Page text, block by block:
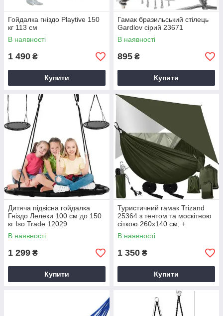
Гойдалка гніздо Playtive 150
кг 113 см
В наявності
1 490 ₴
Купити
Гамак бразильський стілець
Gardlov сірий 23671
В наявності
895 ₴
Купити
Дитяча підвісна гойдалка
Гніздо Лелеки 100 см до 150
кг Iso Trade 12029
В наявності
1 299 ₴
Купити
Туристичний гамак Trizand
25364 з тентом та москітною
сіткою 260x140 см, +
кріплення
В наявності
1 350 ₴
Купити